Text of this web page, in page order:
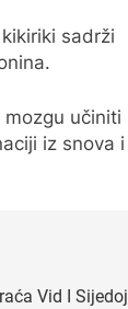
sadrži
učiniti
iz snova i
Vid I Sijedoj